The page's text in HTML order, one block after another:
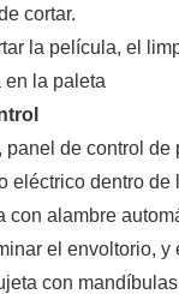
cortar.
la película, el
la paleta
panel de control de
eléctrico dentro de
con alambre
el envoltorio, y
con